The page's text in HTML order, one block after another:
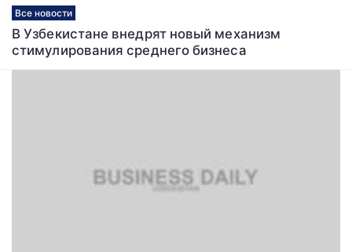
Все новости
В Узбекистане внедрят новый механизм
стимулирования среднего бизнеса